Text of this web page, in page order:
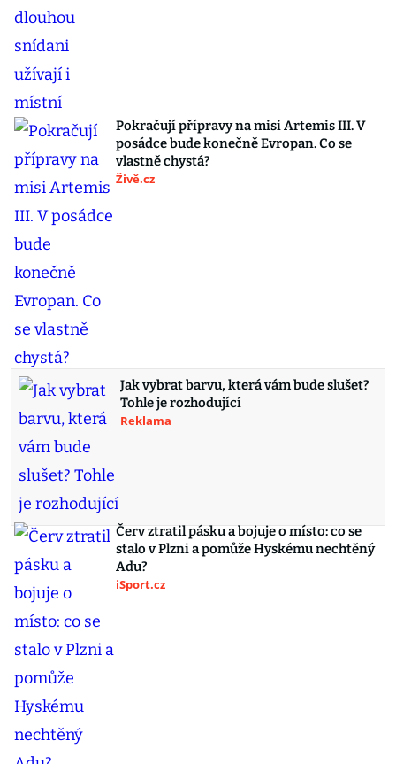
Pokračují přípravy na misi Artemis III. V
posádce bude konečně Evropan. Co se
vlastně chystá?
Živě.cz
Jak vybrat barvu, která vám bude slušet?
Tohle je rozhodující
Reklama
Červ ztratil pásku a bojuje o místo: co se
stalo v Plzni a pomůže Hyskému nechtěný
Adu?
iSport.cz